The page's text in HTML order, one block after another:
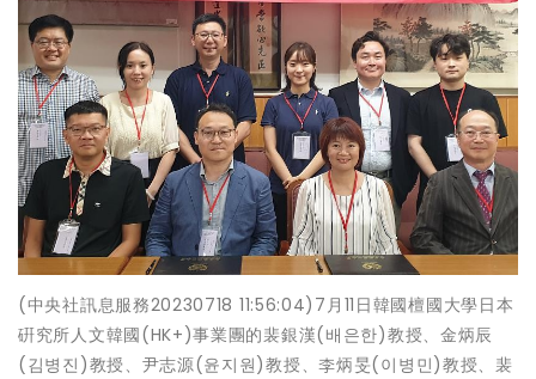
(中央社訊息服務20230718 11:56:04)7月11日韓國檀國大學日本
硏究所人文韓國(HK+)事業團的裴銀漢(배은한)教授、金炳辰
(김병진)教授、尹志源(윤지원)教授、李炳旻(이병민)教授、裴